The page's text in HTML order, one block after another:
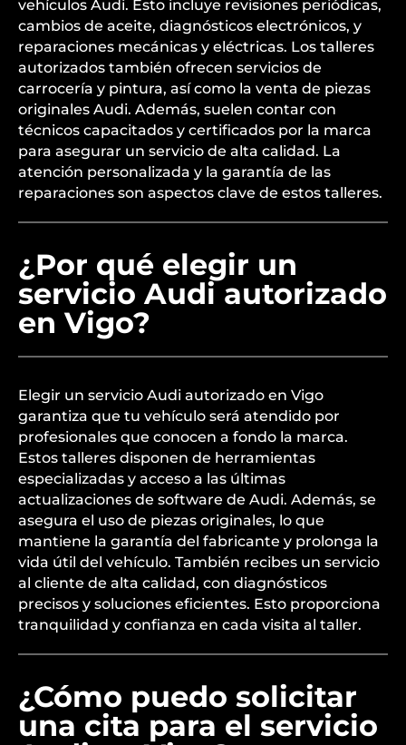
vehículos Audi. Esto incluye revisiones periódicas,
cambios de aceite, diagnósticos electrónicos, y
reparaciones mecánicas y eléctricas. Los talleres
autorizados también ofrecen servicios de
carrocería y pintura, así como la venta de piezas
originales Audi. Además, suelen contar con
técnicos capacitados y certificados por la marca
para asegurar un servicio de alta calidad. La
atención personalizada y la garantía de las
reparaciones son aspectos clave de estos talleres.
¿Por qué elegir un
servicio Audi autorizado
en Vigo?
Elegir un servicio Audi autorizado en Vigo
garantiza que tu vehículo será atendido por
profesionales que conocen a fondo la marca.
Estos talleres disponen de herramientas
especializadas y acceso a las últimas
actualizaciones de software de Audi. Además, se
asegura el uso de piezas originales, lo que
mantiene la garantía del fabricante y prolonga la
vida útil del vehículo. También recibes un servicio
al cliente de alta calidad, con diagnósticos
precisos y soluciones eficientes. Esto proporciona
tranquilidad y confianza en cada visita al taller.
¿Cómo puedo solicitar
una cita para el servicio